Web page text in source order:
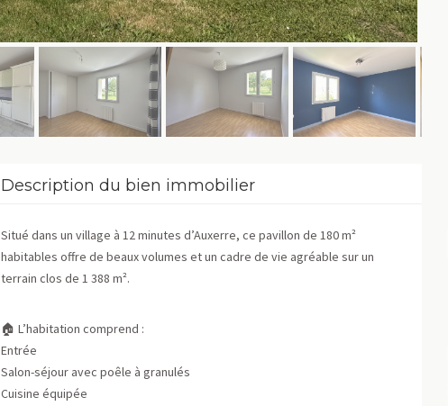
Description du bien immobilier
Situé dans un village à 12 minutes d’Auxerre, ce pavillon de 180 m²
habitables offre de beaux volumes et un cadre de vie agréable sur un
terrain clos de 1 388 m².
🏠 L’habitation comprend :
Entrée
Salon-séjour avec poêle à granulés
Cuisine équipée